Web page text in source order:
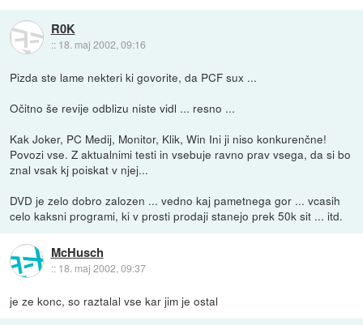
R0K
:: 18. maj 2002, 09:16
Pizda ste lame nekteri ki govorite, da PCF sux ...
Očitno še revije odblizu niste vidl ... resno ...
Kak Joker, PC Medij, Monitor, Klik, Win Ini ji niso konkurenčne!
Povozi vse. Z aktualnimi testi in vsebuje ravno prav vsega, da si bo
znal vsak kj poiskat v njej...
DVD je zelo dobro zalozen ... vedno kaj pametnega gor ... vcasih
celo kaksni programi, ki v prosti prodaji stanejo prek 50k sit ... itd.
McHusch
:: 18. maj 2002, 09:37
je ze konc, so raztalal vse kar jim je ostal